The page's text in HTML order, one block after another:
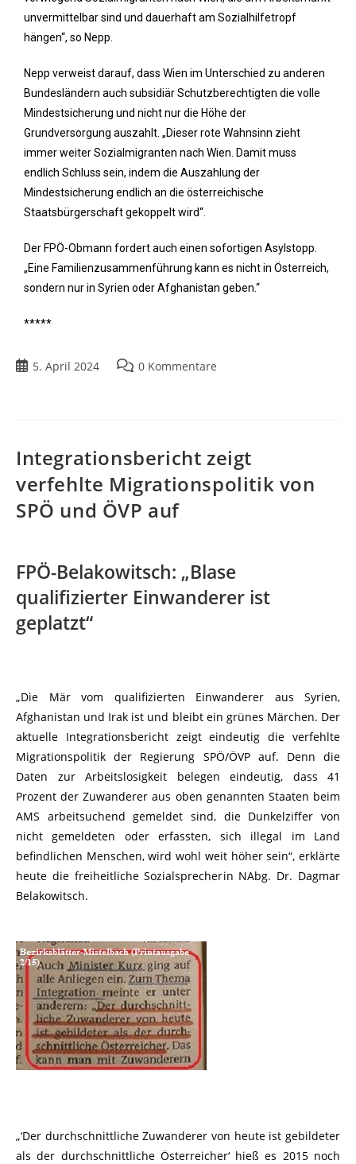
unvermittelbar sind und dauerhaft am Sozialhilfetropf
hängen“, so Nepp.
Nepp verweist darauf, dass Wien im Unterschied zu anderen
Bundesländern auch subsidiär Schutzberechtigten die volle
Mindestsicherung und nicht nur die Höhe der
Grundversorgung auszahlt. „Dieser rote Wahnsinn zieht
immer weiter Sozialmigranten nach Wien. Damit muss
endlich Schluss sein, indem die Auszahlung der
Mindestsicherung endlich an die österreichische
Staatsbürgerschaft gekoppelt wird“.
Der FPÖ-Obmann fordert auch einen sofortigen Asylstopp.
„Eine Familienzusammenführung kann es nicht in Österreich,
sondern nur in Syrien oder Afghanistan geben.“
*****
5. April 2024 0 Kommentare
Integrationsbericht zeigt
verfehlte Migrationspolitik von
SPÖ und ÖVP auf
FPÖ-Belakowitsch: „Blase
qualifizierter Einwanderer ist
geplatzt“
„Die Mär vom qualifizierten Einwanderer aus Syrien,
Afghanistan und Irak ist und bleibt ein grünes Märchen. Der
aktuelle Integrationsbericht zeigt eindeutig die verfehlte
Migrationspolitik der Regierung SPÖ/ÖVP auf. Denn die
Daten zur Arbeitslosigkeit belegen eindeutig, dass 41
Prozent der Zuwanderer aus oben genannten Staaten beim
AMS arbeitsuchend gemeldet sind, die Dunkelziffer von
nicht gemeldeten oder erfassten, sich illegal im Land
befindlichen Menschen, wird wohl weit höher sein“, erklärte
heute die freiheitliche Sozialsprecherin NAbg. Dr. Dagmar
Belakowitsch.
„‘Der durchschnittliche Zuwanderer von heute ist gebildeter
als der durchschnittliche Österreicher‘ hieß es 2015 noch